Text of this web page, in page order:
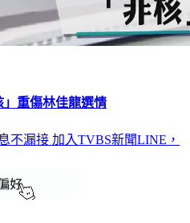
重傷林佳龍選情
不漏接 加入TVBS新聞LINE，